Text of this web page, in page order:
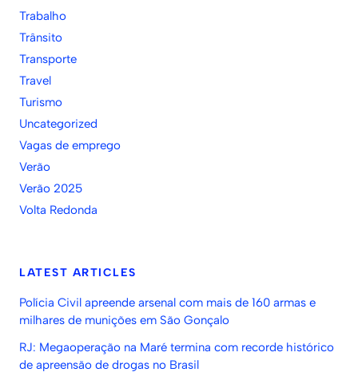
Trabalho
Trânsito
Transporte
Travel
Turismo
Uncategorized
Vagas de emprego
Verão
Verão 2025
Volta Redonda
LATEST ARTICLES
Polícia Civil apreende arsenal com mais de 160 armas e
milhares de munições em São Gonçalo
RJ: Megaoperação na Maré termina com recorde histórico
de apreensão de drogas no Brasil